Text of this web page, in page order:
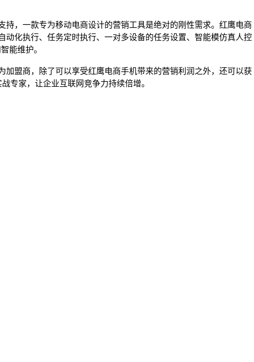
，一款专为移动电商设计的营销工具是绝对的刚性需求。红鹰电商
化执行、任务定时执行、一对多设备的任务设置、智能模仿真人控
能维护。
盟商，除了可以享受红鹰电商手机带来的营销利润之外，还可以获
专家，让企业互联网竞争力持续倍增。